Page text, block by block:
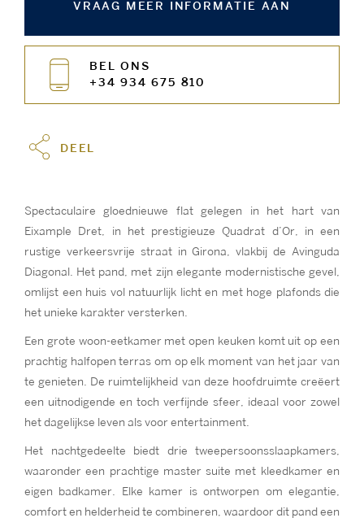
VRAAG MEER INFORMATIE AAN
BEL ONS
+34 934 675 810
DEEL
Spectaculaire gloednieuwe flat gelegen in het hart van
Eixample Dret, in het prestigieuze Quadrat d’Or, in een
rustige verkeersvrije straat in Girona, vlakbij de Avinguda
Diagonal. Het pand, met zijn elegante modernistische gevel,
omlijst een huis vol natuurlijk licht en met hoge plafonds die
het unieke karakter versterken.
Een grote woon-eetkamer met open keuken komt uit op een
prachtig halfopen terras om op elk moment van het jaar van
te genieten. De ruimtelijkheid van deze hoofdruimte creëert
een uitnodigende en toch verfijnde sfeer, ideaal voor zowel
het dagelijkse leven als voor entertainment.
Het nachtgedeelte biedt drie tweepersoonsslaapkamers,
waaronder een prachtige master suite met kleedkamer en
eigen badkamer. Elke kamer is ontworpen om elegantie,
comfort en helderheid te combineren, waardoor dit pand een